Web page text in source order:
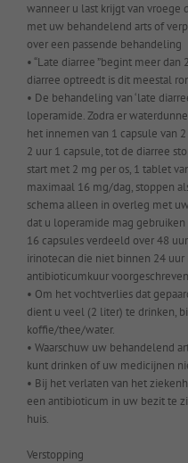
wanneer u last krijgt van vroege
met uw behandelend arts of
over een passende behandeling
• “Late diarree ”begint meer
diarree optreedt is dit meestal
• De behandeling van ‘late
loperamide. Zodra er
het innemen van 1 capsule van
2 uur 1 capsule, tot de diarree
start met 2 mg per os, 1 tablet
maximaal 16 mg/dag, stoppen
schema alleen in overleg met
dat u loperamide mag
16 capsules verdeeld over 48
irinotecan die niet binnen 24
antibioticumkuur
• Om het vochtverlies dat
dient u veel (2 liter) te drinken,
koffie/thee/water.
• Waarschuw uw behandelend
kunt drinken of uw medicijnen
• Bij het verlaten van het
een antibioticum in uw bezit te
huis.
Verstopping